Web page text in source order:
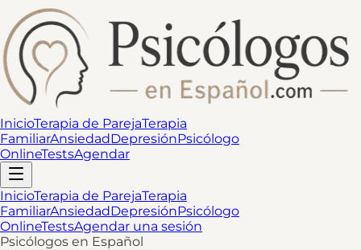
InicioTerapia de ParejaTerapia
FamiliarAnsiedadDepresiónPsicólogo
OnlineTestsAgendar
InicioTerapia de ParejaTerapia
FamiliarAnsiedadDepresiónPsicólogo
OnlineTestsAgendar una sesión
Psicólogos en Español